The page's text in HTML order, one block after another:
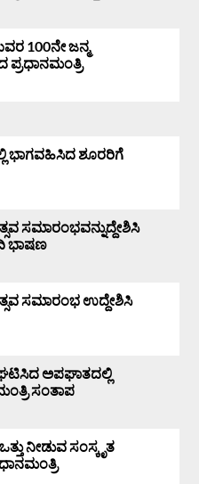
100ನೇ ಜನ್ಮ
ಪ್ರಧಾನಮಂತ್ರಿ
ಭಾಗವಹಿಸಿದ ಶೂರರಿಗೆ
ಸಮಾರಂಭವನ್ನುದ್ದೇಶಿಸಿ
ಭಾಷಣ
ಸಮಾರಂಭ ಉದ್ದೇಶಿಸಿ
ಅಪಘಾತದಲ್ಲಿ
ಸಂತಾಪ
ನೀಡುವ ಸಂಸ್ಕೃತ